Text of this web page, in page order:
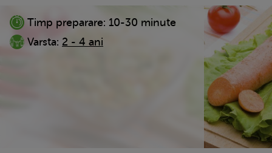
Timp preparare: 10-30 minute
Varsta: 2 - 4 ani